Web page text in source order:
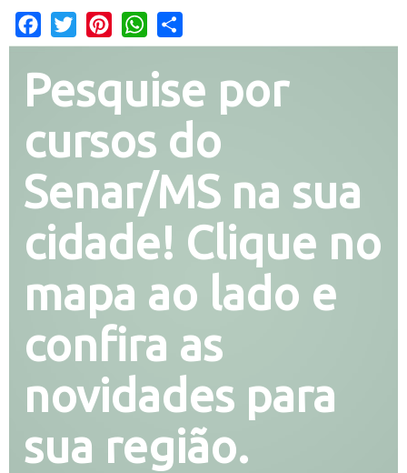
Facebook
Twitter PinterestWhatsApp
Pesquise por
cursos do
Senar/MS na sua
cidade! Clique no
mapa ao lado e
confira as
novidades para
sua região.